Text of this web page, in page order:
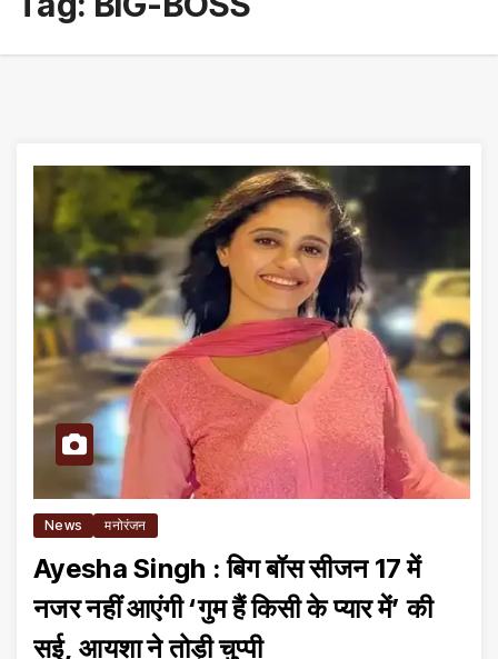
News मनोरंजन
Ayesha Singh : बिग बॉस सीजन 17 में
नजर नहीं आएंगी ‘गुम हैं किसी के प्यार में’ की
सई, आयशा ने तोड़ी चुप्पी